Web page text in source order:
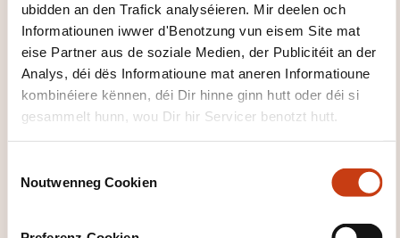
ubidden an den Trafick analyséieren. Mir deelen och
Informatiounen iwwer d'Benotzung vun eisem Site mat
eise Partner aus de soziale Medien, der Publicitéit an der
Analys, déi dës Informatioune mat aneren Informatioune
kombinéiere kënnen, déi Dir hinne ginn hutt oder déi si
gesammelt hunn, wou Dir hir Servicer benotzt hutt.
Noutwenneg Cookien
pédagogie expérientielle (mises en situation,
jeux de rôles, cas pratiques)
codéveloppement
apports théoriques ciblés et directement
analyse de situations professionnelles réelles